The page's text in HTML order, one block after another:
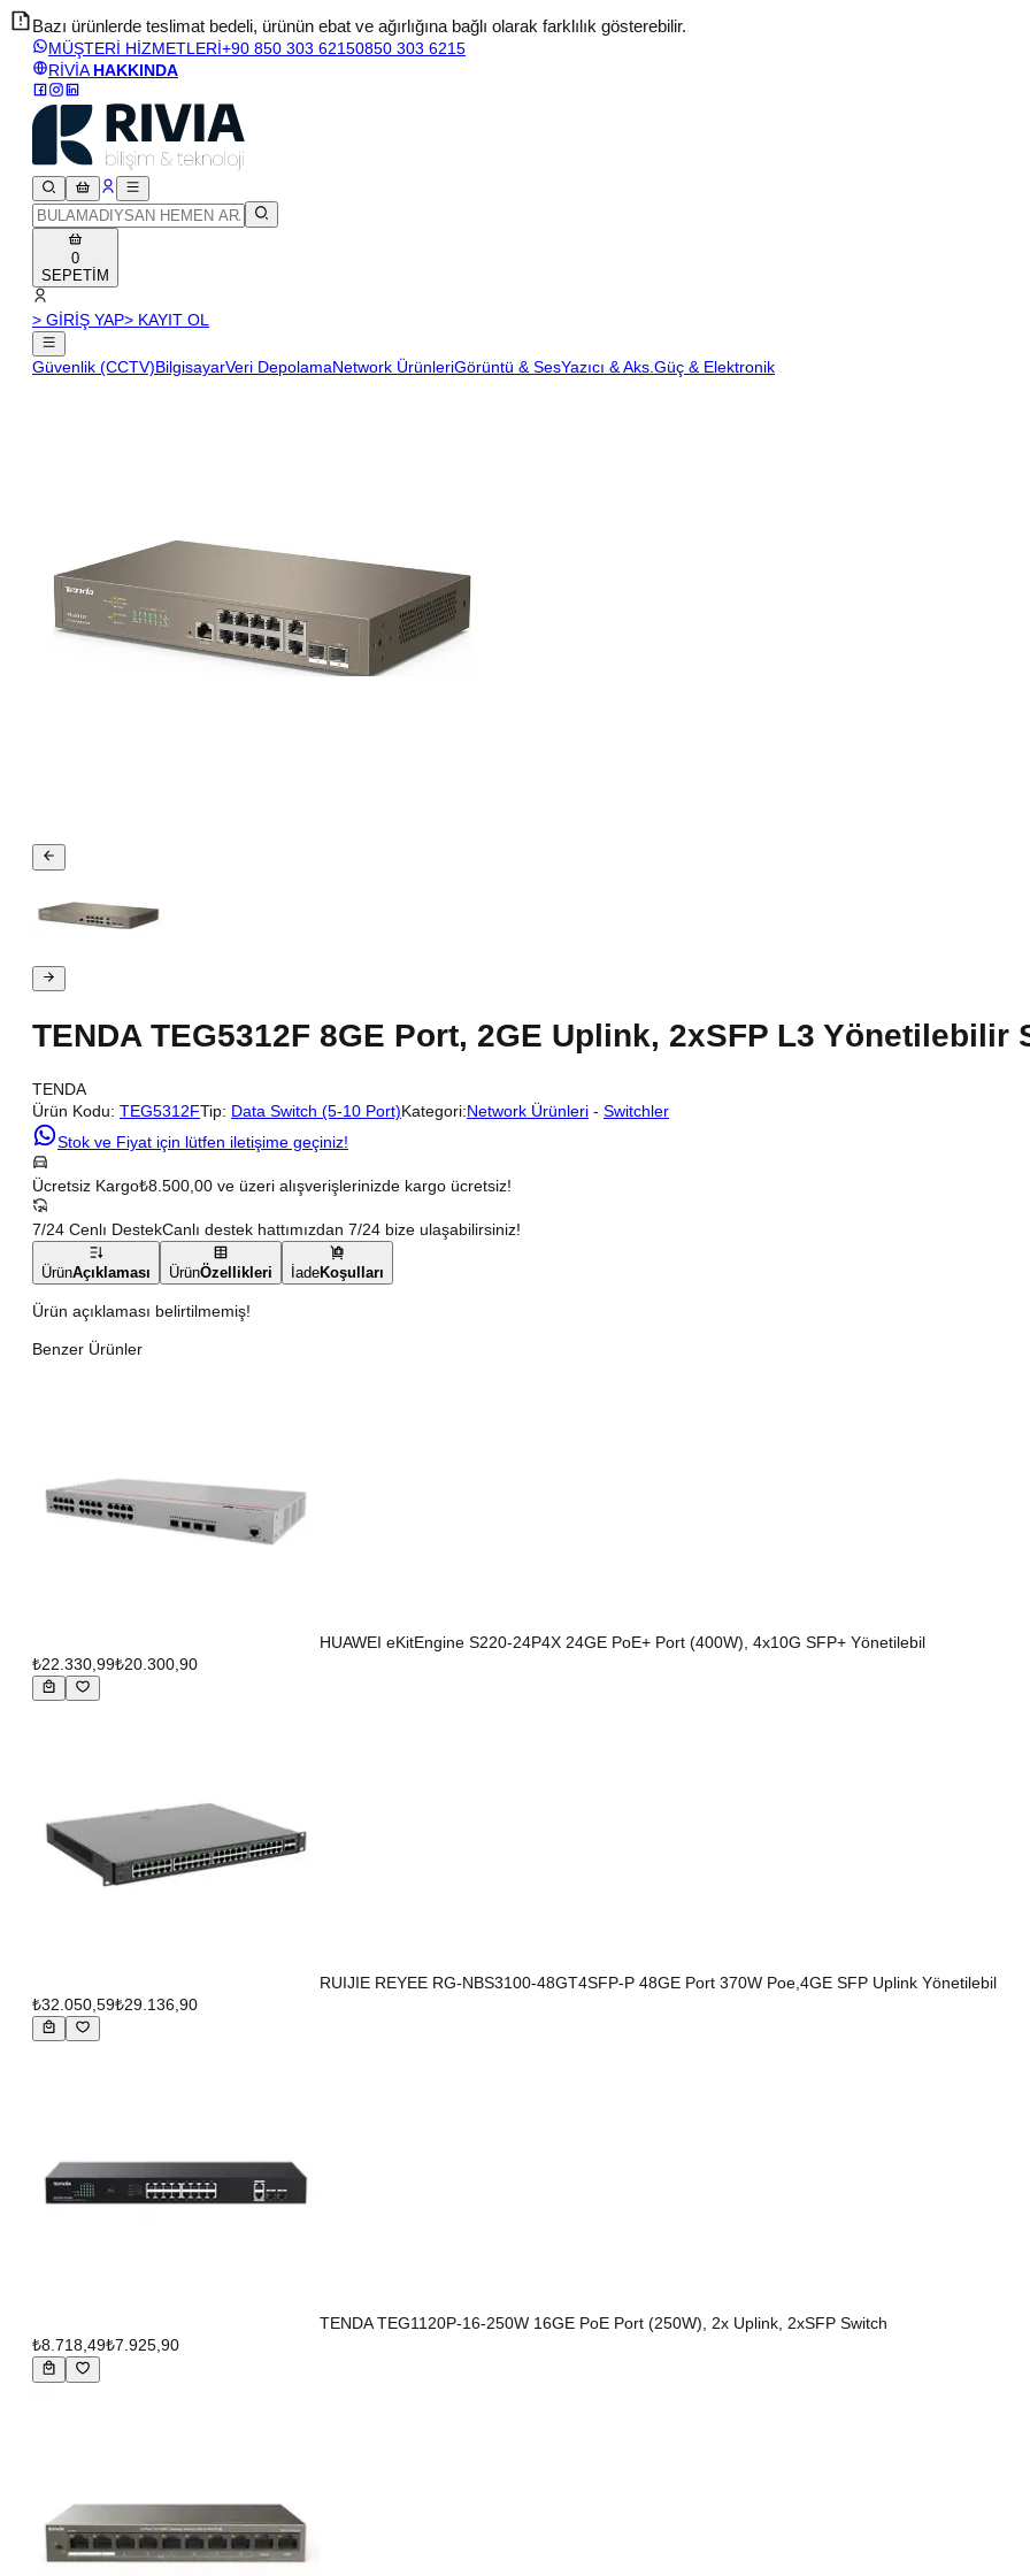
Bazı ürünlerde teslimat bedeli, ürünün ebat ve ağırlığına bağlı olarak farklılık gösterebilir.
MÜŞTERİ HİZMETLERİ+90 850 303 62150850 303 6215
RİVİA HAKKINDA
0
SEPETİM
> GİRİŞ YAP> KAYIT OL
Güvenlik (CCTV)BilgisayarVeri DepolamaNetwork ÜrünleriGörüntü & SesYazıcı & Aks.Güç & Elektronik
TENDA TEG5312F 8GE Port, 2GE Uplink, 2xSFP L3 Yönetilebilir
TENDA
Ürün Kodu: TEG5312FTip: Data Switch (5-10 Port)Kategori:Network Ürünleri - Switchler
Stok ve Fiyat için lütfen iletişime geçiniz!
Ücretsiz Kargo₺8.500,00 ve üzeri alışverişlerinizde kargo ücretsiz!
7/24 Cenlı DestekCanlı destek hattımızdan 7/24 bize ulaşabilirsiniz!
ÜrünAçıklaması ÜrünÖzellikleri İadeKoşulları
Ürün açıklaması belirtilmemiş!
Benzer Ürünler
HUAWEI eKitEngine S220-24P4X 24GE PoE+ Port (400W), 4x10G SFP+ Yönetilebil
₺22.330,99₺20.300,90
RUIJIE REYEE RG-NBS3100-48GT4SFP-P 48GE Port 370W Poe,4GE SFP Uplink Yönetilebil
₺32.050,59₺29.136,90
TENDA TEG1120P-16-250W 16GE PoE Port (250W), 2x Uplink, 2xSFP Switch
₺8.718,49₺7.925,90